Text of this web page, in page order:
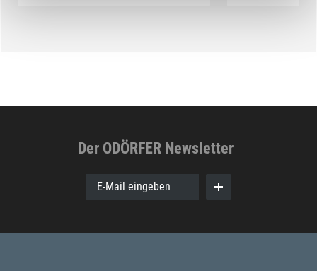
Der ODÖRFER Newsletter
E-Mail eingeben